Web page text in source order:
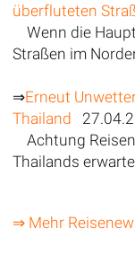
überfluteten
Wenn die
Straßen im
⇒Erneut
Thailand
Achtung
Thailands
⇒ Mehr